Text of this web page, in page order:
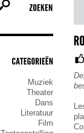
Muziek
Theater
Dans
Literatuur
Film